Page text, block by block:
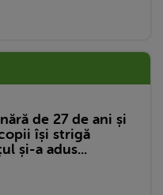
de 27 de ani și
își strigă
și-a adus...